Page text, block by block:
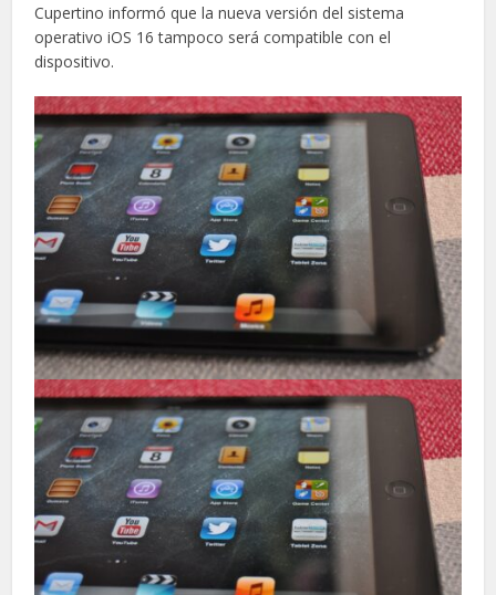
Cupertino informó que la nueva versión del sistema
operativo iOS 16 tampoco será compatible con el
dispositivo.